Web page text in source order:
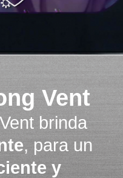
Vent
brinda
, para un
y